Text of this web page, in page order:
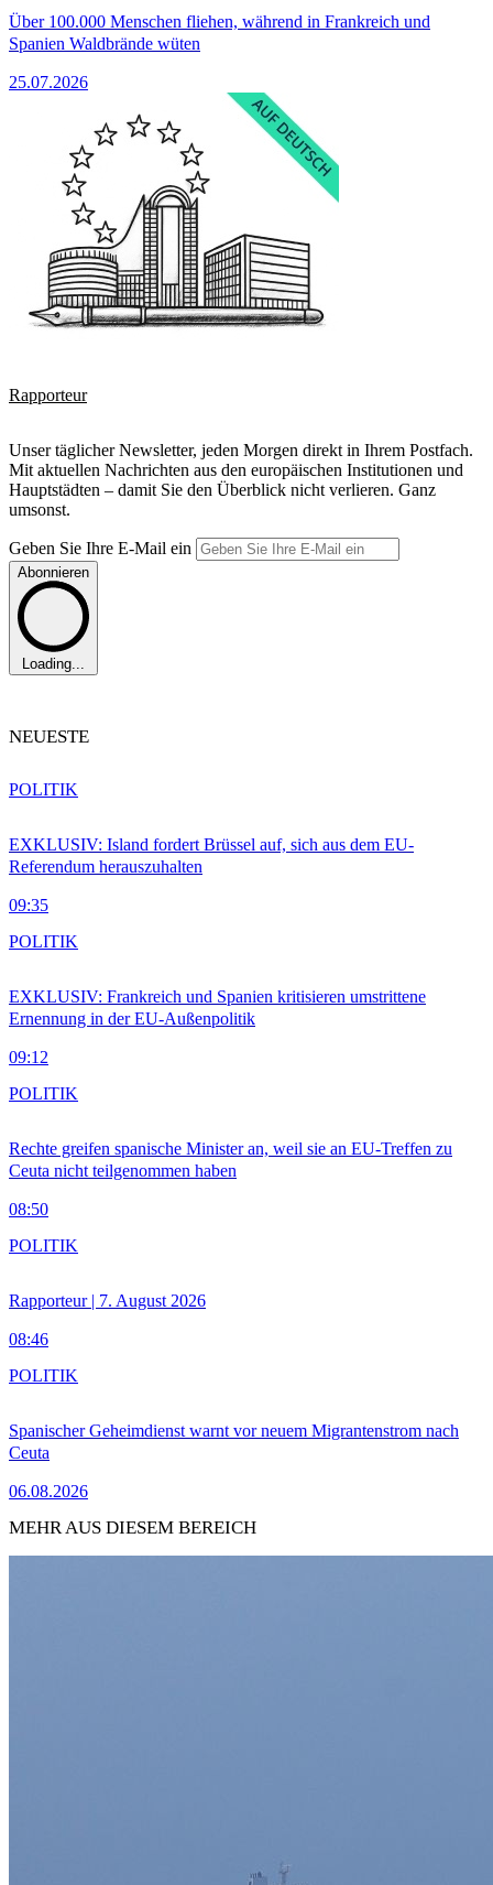
Über 100.000 Menschen fliehen, während in Frankreich und
Spanien Waldbrände wüten
25.07.2026
Rapporteur
Unser täglicher Newsletter, jeden Morgen direkt in Ihrem Postfach.
Mit aktuellen Nachrichten aus den europäischen Institutionen und
Hauptstädten – damit Sie den Überblick nicht verlieren. Ganz
umsonst.
Geben Sie Ihre E-Mail ein
Abonnieren
Loading...
NEUESTE
EXKLUSIV: Island fordert Brüssel auf, sich aus dem EU-
Referendum herauszuhalten
09:35
POLITIK
EXKLUSIV: Frankreich und Spanien kritisieren umstrittene
Ernennung in der EU-Außenpolitik
09:12
POLITIK
Rechte greifen spanische Minister an, weil sie an EU-Treffen zu
Ceuta nicht teilgenommen haben
08:50
POLITIK
Rapporteur | 7. August 2026
08:46
POLITIK
Spanischer Geheimdienst warnt vor neuem Migrantenstrom nach
Ceuta
06.08.2026
POLITIK
MEHR AUS DIESEM BEREICH